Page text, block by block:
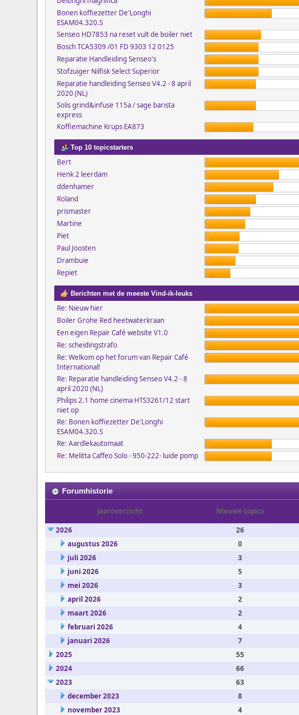
Bonen koffiezetter De'Longhi
ESAM04.320.S
Senseo HD7853 na reset vult de boiler niet
Bosch TCA5309 /01 FD 9303 12 0125
Reparatie Handleiding Senseo's
Stofzuiger Nilfisk Select Superior
Reparatie handleiding Senseo V4.2 - 8 april
2020 (NL)
Solis grind&infuse 115a / sage barista
express
Koffiemachine Krups EA873
Top 10 topicstarters
Bert
Henk 2 leerdam
ddenhamer
Roland
prismaster
Martine
Piet
Paul Joosten
Drambuie
Repiet
Berichten met de meeste Vind-ik-leuks
Re: Nieuw hier
Boiler Grohe Red heetwaterkraan
Een eigen Repair Café website V1.0
Re: scheidingstrafo
Re: Welkom op het forum van Repair Café
International!
Re: Reparatie handleiding Senseo V4.2 - 8
april 2020 (NL)
Philips 2.1 home cinema HTS3261/12 start
niet op
Re: Bonen koffiezetter De'Longhi
ESAM04.320.S
Re: Aardlekautomaat
Re: Melitta Caffeo Solo - 950-222- luide pomp
Forumhistorie
Jaaroverzicht Nieuwe topics
2026 26
augustus 2026
0
juli 2026
3
juni 2026
5
mei 2026
3
april 2026
2
maart 2026
2
februari 2026
4
januari 2026
7
2025
55
2024
66
2023
63
december 2023
8
november 2023
4